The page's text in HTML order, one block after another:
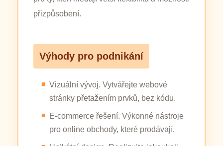
přizpůsobení.
Výhody pro podnikání
Vizuální vývoj. Vytvářejte webové
stránky přetažením prvků, bez kódu.
E-commerce řešení. Výkonné nástroje
pro online obchody, které prodávají.